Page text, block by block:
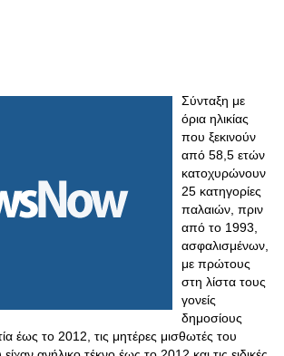
Σύνταξη με
όρια ηλικίας
που ξεκινούν
από 58,5 ετών
κατοχυρώνουν
25 κατηγορίες
παλαιών, πριν
από το 1993,
ασφαλισμένων,
με πρώτους
στη λίστα τους
γονείς
δημοσίους
έως το 2012, τις μητέρες μισθωτές του